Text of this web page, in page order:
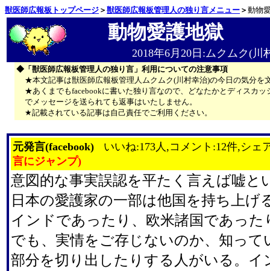
獣医師広報板トップページ ＞ 獣医師広報板管理人の独り言メニュー ＞ 動物
動物愛護地獄
2018年6月20日:ムクムク(川
◆「獣医師広報板管理人の独り言」利用についての注意事項
★本文記事は獣医師広報板管理人ムクムク(川村幸治)の今日の気分を
★あくまでもfacebookに書いた独り言なので、どなたかとディスカ
でメッセージを送られても返事はいたしません。
★記載されている記事は自己責任でご利用ください。
元発言(facebook)
いいね:173人,コメント:12件,シェ
言にジャンプ)
意図的な事実誤認を平たく言えば嘘と
日本の愛護家の一部は他国を持ち上げ
インドであったり、欧米諸国であった
でも、実情をご存じないのか、知って
部分を切り出したりする人がいる。イ